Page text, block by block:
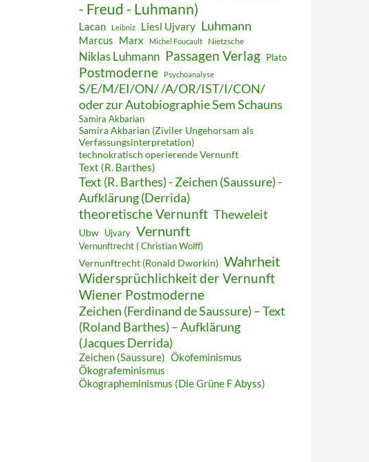
- Freud - Luhmann)
Lacan Leibniz Liesl Ujvary Luhmann
Marcus Marx Michel Foucault Nietzsche
Niklas Luhmann Passagen Verlag Plato
Postmoderne Psychoanalyse
S/E/M/EI/ON/ /A/OR/IST/I/CON/
oder zur Autobiographie Sem Schauns
Samira Akbarian
Samira Akbarian (Ziviler Ungehorsam als
Verfassungsinterpretation)
technokratisch operierende Vernunft
Text (R. Barthes)
Text (R. Barthes) - Zeichen (Saussure) -
Aufklärung (Derrida)
theoretische Vernunft Theweleit
Ubw Ujvary Vernunft
Vernunftrecht ( Christian Wolff)
Vernunftrecht (Ronald Dworkin) Wahrheit
Widersprüchlichkeit der Vernunft
Wiener Postmoderne
Zeichen (Ferdinand de Saussure) – Text
(Roland Barthes) – Aufklärung
(Jacques Derrida)
Zeichen (Saussure) Ökofeminismus
Ökografeminismus
Ökographeminismus (Die Grüne F Abyss)